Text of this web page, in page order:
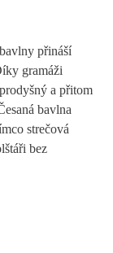
přináší
gramáži
a přitom
bavlna
strečová
bez